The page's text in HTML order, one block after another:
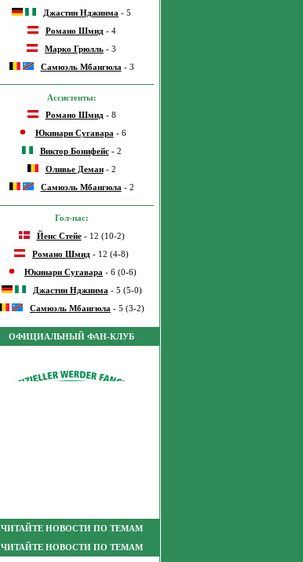
Джастин Нджинма - 5
Романо Шмид- 4
Марко Грюлль - 3
Самюэль Мбангюла - 3
Ассистенты:
Романо Шмид- 8
Юкинари Сугавара- 6
Виктор Бонифейс- 2
Оливье Деман- 2
Самюэль Мбангюла- 2
Гол-пас:
Йенс Стейе- 12 (10-2)
Романо Шмид - 12 (4-8)
Юкинари Сугавара - 6 (0-6)
Джастин Нджинма - 5 (5-0)
Самюэль Мбангюла - 5 (3-2)
ОФИЦИАЛЬНЫЙ ФАН-КЛУБ
ЧИТАЙТЕ НОВОСТИ ПО ТЕМАМ
ЧИТАЙТЕ НОВОСТИ ПО ТЕМАМ